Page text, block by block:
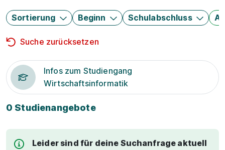
Sortierung Beginn Schulabschluss
Suche zurücksetzen
Infos zum Studiengang
Wirtschaftsinformatik
0 Studienangebote
Leider sind für deine Suchanfrage aktuell